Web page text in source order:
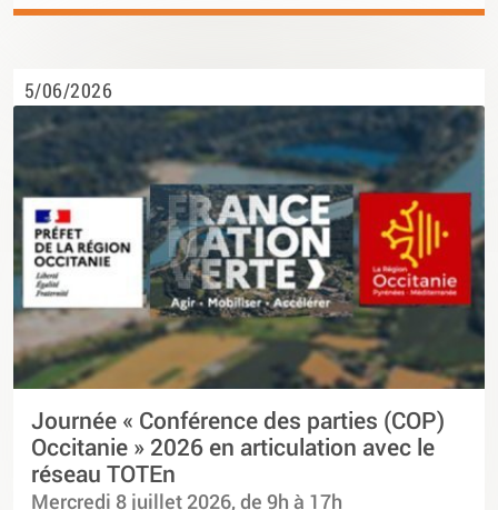
5/06/2026
Journée « Conférence des parties (COP)
Occitanie » 2026 en articulation avec le
réseau TOTEn
Mercredi 8 juillet 2026, de 9h à 17h